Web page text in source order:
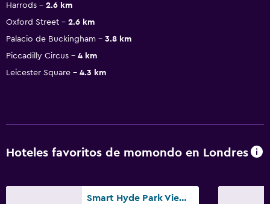
Harrods
2.6 km
Oxford Street
2.6 km
Palacio de Buckingham
3.8 km
Piccadilly Circus
4 km
Leicester Square
4.3 km
Hoteles favoritos de momondo en Londres
Smart Hyde Park View Hostel